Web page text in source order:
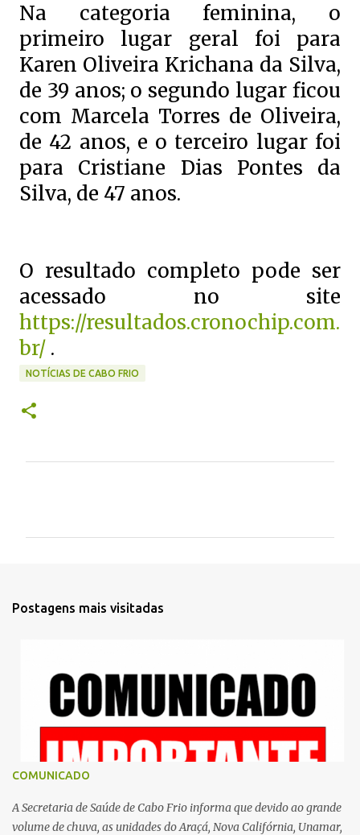
Na categoria feminina, o
primeiro lugar geral foi para
Karen Oliveira Krichana da Silva,
de 39 anos; o segundo lugar ficou
com Marcela Torres de Oliveira,
de 42 anos, e o terceiro lugar foi
para Cristiane Dias Pontes da
Silva, de 47 anos.
O resultado completo pode ser
acessado no site
https://resultados.cronochip.com.
br/ .
NOTÍCIAS DE CABO FRIO
Postagens mais visitadas
COMUNICADO
A Secretaria de Saúde de Cabo Frio informa que devido ao grande
volume de chuva, as unidades do Araçá, Nova Califórnia, Unamar,